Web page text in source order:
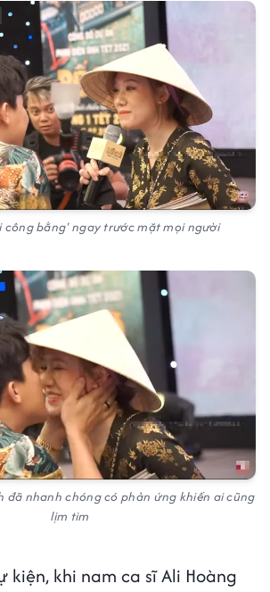
công bằng' ngay trước mặt mọi người
đã nhanh chóng có phản ứng khiến ai cũng
lịm tim
kiện, khi nam ca sĩ Ali Hoàng